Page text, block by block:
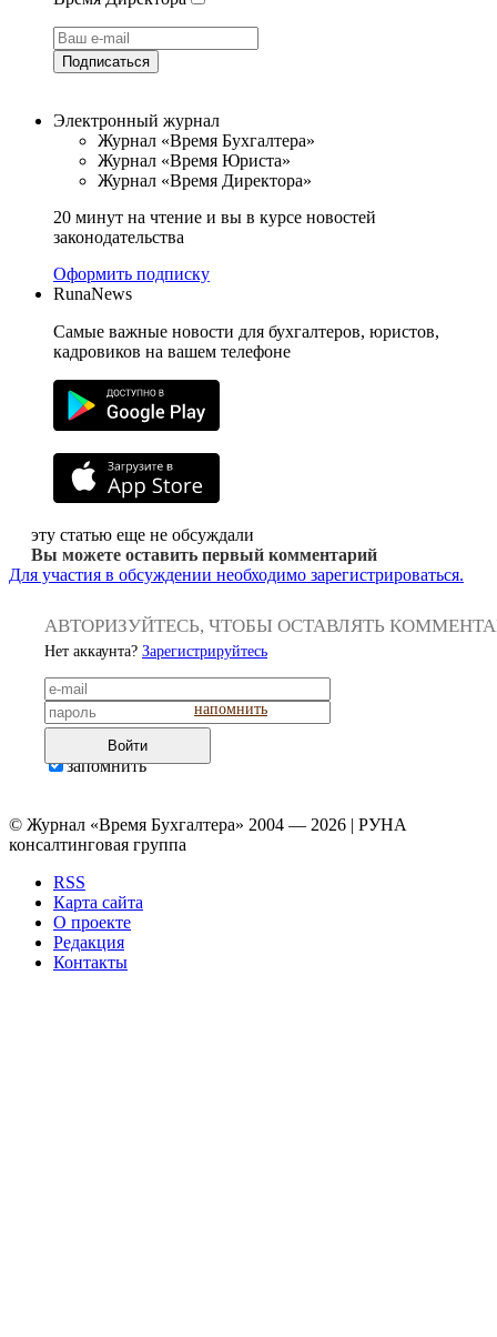
Подписаться
Электронный журнал
Журнал «Время Бухгалтера»
Журнал «Время Юриста»
Журнал «Время Директора»
20 минут на чтение и вы в курсе новостей
законодательства
Оформить подписку
RunaNews
Самые важные новости для бухгалтеров, юристов,
кадровиков на вашем телефоне
эту статью еще не обсуждали
Вы можете оставить первый комментарий
Для участия в обсуждении необходимо зарегистрироваться.
АВТОРИЗУЙТЕСЬ, ЧТОБЫ ОСТАВЛЯТЬ
Нет аккаунта? Зарегистрируйтесь
напомнить
Войти
запомнить
© Журнал «Время Бухгалтера» 2004 — 2026 | РУНА
консалтинговая группа
RSS
Карта сайта
О проекте
Редакция
Контакты